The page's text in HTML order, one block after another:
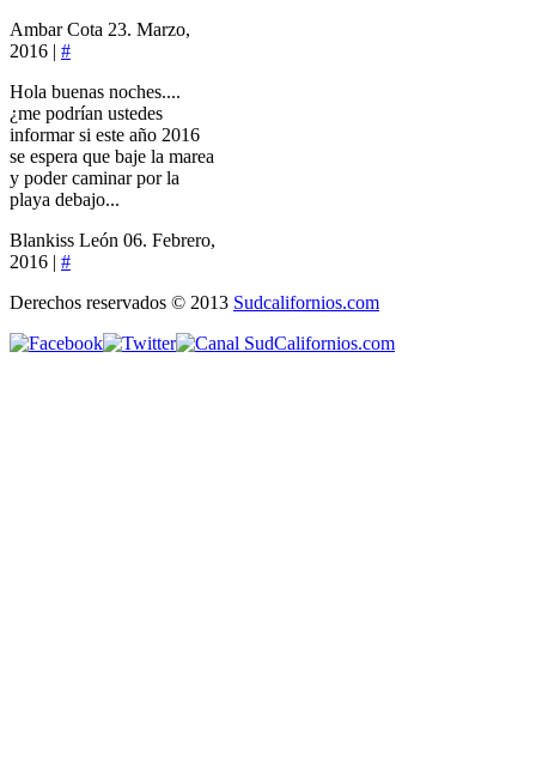
Ambar Cota 23. Marzo,
2016 | #
Hola buenas noches....
¿me podrían ustedes
informar si este año 2016
se espera que baje la marea
y poder caminar por la
playa debajo...
Blankiss León 06. Febrero,
2016 | #
Derechos reservados © 2013 Sudcalifornios.com